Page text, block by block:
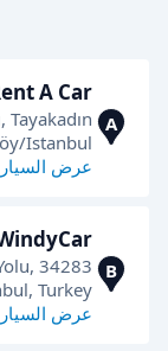
A
A Car
Istanbul
عرض
B
34283
Turkey
عرض